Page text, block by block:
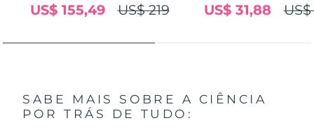
US$ 219
US$ 155,49 US$ 31,88
SABE MAIS SOBRE A CIÊNCIA
POR TRÁS DE TUDO: